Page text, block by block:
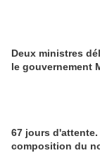
Deux ministres
le gouvernement
67 jours d'attente.
composition du